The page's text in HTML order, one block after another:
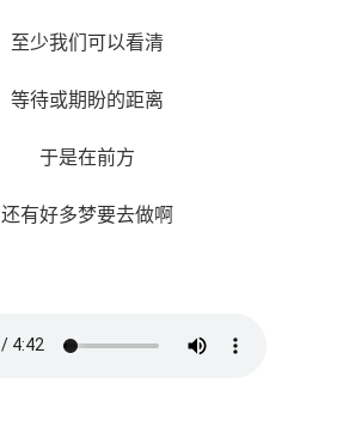
至少我们可以看清
等待或期盼的距离
于是在前方
还有好多梦要去做啊